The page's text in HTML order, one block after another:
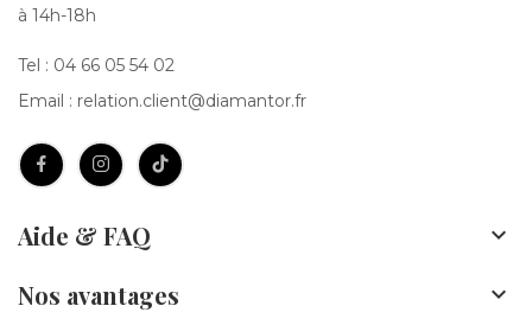
à 14h-18h
Tel : 04 66 05 54 02
Email : relation.client@diamantor.fr
Aide & FAQ 
Nos avantages 